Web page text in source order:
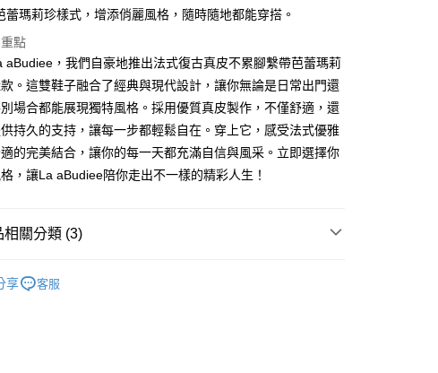
付款
款
方式
全家純取貨
，滿NT$1,000(含以上)免運費
蕾瑪莉珍樣式，增添俏麗風格，隨時隨地都能穿搭。
點
aBudiee，我們自豪地推出法式復古真皮不累腳繫帶芭蕾瑪莉
。這雙鞋子融合了經典與現代設計，讓你無論是日常出門還
場合都能展現獨特風格。採用優質真皮製作，不僅舒適，還
持久的支持，讓每一步都輕鬆自在。穿上它，感受法式優雅
的完美結合，讓你的每一天都充滿自信與風采。立即選擇你
，讓La aBudiee陪你走出不一樣的精彩人生！
相關分類 (3)
享 客服